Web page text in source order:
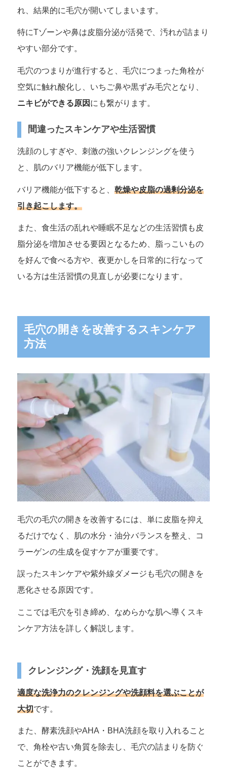
れ、結果的に毛穴が開いてしまいます。
特にTゾーンや鼻は皮脂分泌が活発で、汚れが詰まり
やすい部分です。
毛穴のつまりが進行すると、毛穴につまった角栓が
空気に触れ酸化し、いちご鼻や黒ずみ毛穴となり、
ニキビができる原因 にも繋がります。
間違ったスキンケアや生活習慣
洗顔のしすぎや、刺激の強いクレンジングを使う
と、肌のバリア機能が低下します。
バリア機能が低下すると、 乾燥や皮脂の過剰分泌を
引き起こします。
また、食生活の乱れや睡眠不足などの生活習慣も皮
脂分泌を増加させる要因となるため、脂っこいもの
を好んで食べる方や、夜更かしを日常的に行なって
いる方は生活習慣の見直しが必要になります。
毛穴の開きを改善するスキンケア
方法
毛穴の毛穴の開きを改善するには、単に皮脂を抑え
るだけでなく、肌の水分・油分バランスを整え、コ
ラーゲンの生成を促すケアが重要です。
誤ったスキンケアや紫外線ダメージも毛穴の開きを
悪化させる原因です。
ここでは毛穴を引き締め、なめらかな肌へ導くスキ
ンケア方法を詳しく解説します。
クレンジング・洗顔を見直す
適度な洗浄力のクレンジングや洗顔料を選ぶことが
大切です。
また、酵素洗顔やAHA・BHA洗顔を取り入れること
で、角栓や古い角質を除去し、毛穴の詰まりを防ぐ
ことができます。